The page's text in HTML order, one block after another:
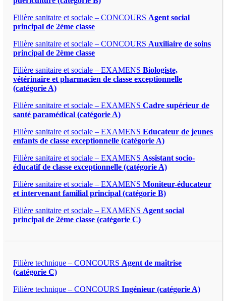
Filière sanitaire et sociale – CONCOURS Agent social
principal de 2ème classe
Filière sanitaire et sociale – CONCOURS Auxiliaire de soins
principal de 2ème classe
Filière sanitaire et sociale – EXAMENS Biologiste,
vétérinaire et pharmacien de classe exceptionnelle
(catégorie A)
Filière sanitaire et sociale – EXAMENS Cadre supérieur de
santé paramédical (catégorie A)
Filière sanitaire et sociale – EXAMENS Educateur de jeunes
enfants de classe exceptionnelle (catégorie A)
Filière sanitaire et sociale – EXAMENS Assistant socio-
éducatif de classe exceptionnelle (catégorie A)
Filière sanitaire et sociale – EXAMENS Moniteur-éducateur
et intervenant familial principal (catégorie B)
Filière sanitaire et sociale – EXAMENS Agent social
principal de 2ème classe (catégorie C)
Filière technique – CONCOURS Agent de maîtrise
(catégorie C)
Filière technique – CONCOURS Ingénieur (catégorie A)